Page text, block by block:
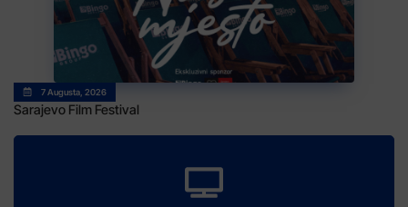
7 Augusta, 2026
Sarajevo Film Festival